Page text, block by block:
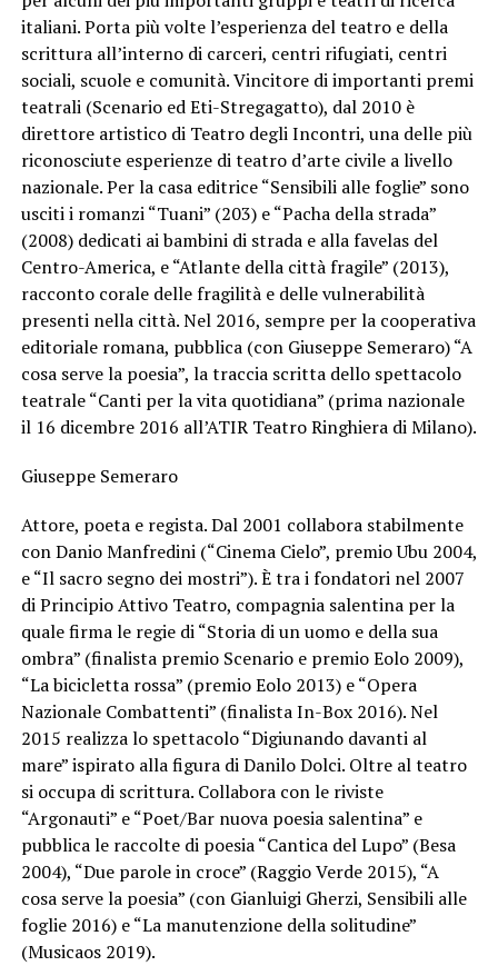
italiani. Porta più volte l’esperienza del teatro e della
scrittura all’interno di carceri, centri rifugiati, centri
sociali, scuole e comunità. Vincitore di importanti premi
teatrali (Scenario ed Eti-Stregagatto), dal 2010 è
direttore artistico di Teatro degli Incontri, una delle più
riconosciute esperienze di teatro d’arte civile a livello
nazionale. Per la casa editrice “Sensibili alle foglie” sono
usciti i romanzi “Tuani” (203) e “Pacha della strada”
(2008) dedicati ai bambini di strada e alla favelas del
Centro-America, e “Atlante della città fragile” (2013),
racconto corale delle fragilità e delle vulnerabilità
presenti nella città. Nel 2016, sempre per la cooperativa
editoriale romana, pubblica (con Giuseppe Semeraro) “A
cosa serve la poesia”, la traccia scritta dello spettacolo
teatrale “Canti per la vita quotidiana” (prima nazionale
il 16 dicembre 2016 all’ATIR Teatro Ringhiera di Milano).
Giuseppe Semeraro
Attore, poeta e regista. Dal 2001 collabora stabilmente
con Danio Manfredini (“Cinema Cielo”, premio Ubu 2004,
e “Il sacro segno dei mostri”). È tra i fondatori nel 2007
di Principio Attivo Teatro, compagnia salentina per la
quale firma le regie di “Storia di un uomo e della sua
ombra” (finalista premio Scenario e premio Eolo 2009),
“La bicicletta rossa” (premio Eolo 2013) e “Opera
Nazionale Combattenti” (finalista In-Box 2016). Nel
2015 realizza lo spettacolo “Digiunando davanti al
mare” ispirato alla figura di Danilo Dolci. Oltre al teatro
si occupa di scrittura. Collabora con le riviste
“Argonauti” e “Poet/Bar nuova poesia salentina” e
pubblica le raccolte di poesia “Cantica del Lupo” (Besa
2004), “Due parole in croce” (Raggio Verde 2015), “A
cosa serve la poesia” (con Gianluigi Gherzi, Sensibili alle
foglie 2016) e “La manutenzione della solitudine”
(Musicaos 2019).